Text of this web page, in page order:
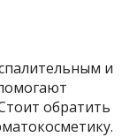
и
обратить